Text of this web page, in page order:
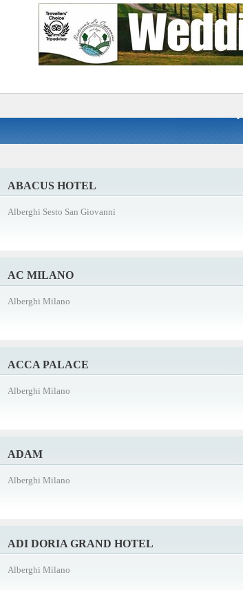
ABACUS HOTEL
Alberghi Sesto San Giovanni
AC MILANO
Alberghi Milano
ACCA PALACE
Alberghi Milano
ADAM
Alberghi Milano
ADI DORIA GRAND HOTEL
Alberghi Milano